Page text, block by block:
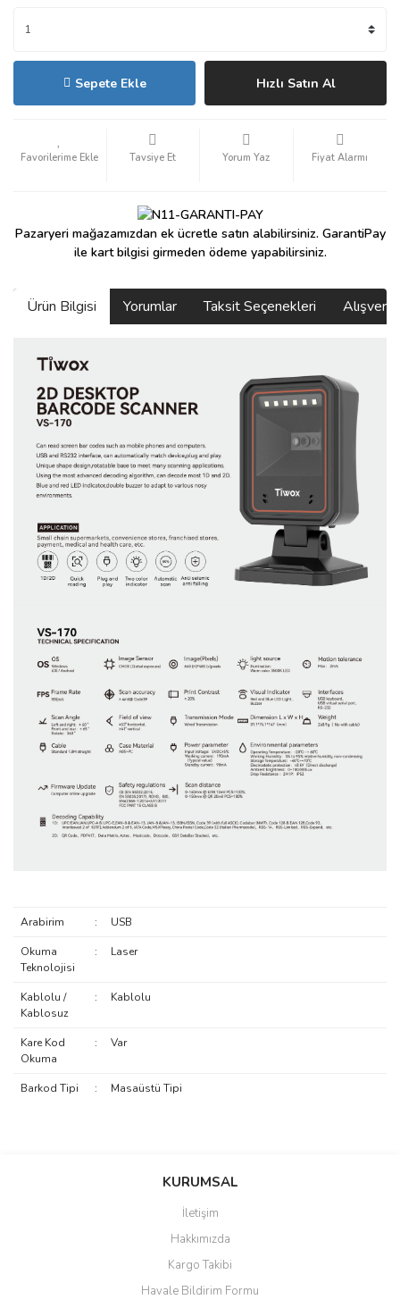
Sepete Ekle Hızlı Satın Al
Tavsiye Et Yorum Yaz Fiyat Alarmı
Pazaryeri mağazamızdan ek ücretle satın alabilirsiniz. GarantiPay
ile kart bilgisi girmeden ödeme yapabilirsiniz.
Ürün Bilgisi Yorumlar Taksit Seçenekleri
Arabirim : USB
Okuma
Teknolojisi
: Laser
Kablolu /
Kablosuz
: Kablolu
Kare Kod
Okuma
: Var
Barkod Tipi : Masaüstü Tipi
Bu ürüne ilk yorumu siz yapın!
güzel paketlenmiş ama yanında
ile 24 izlenmektedir diye küçük
bir tabela olsa daha hoş
KURUMSAL
İletişim
Hakkımızda
Kargo Takibi
Havale Bildirim Formu